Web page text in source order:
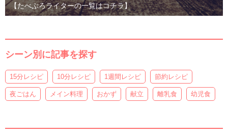
【たべぷろライターの一覧はコチラ】
シーン別に記事を探す
15分レシピ 10分レシピ 1週間レシピ 節約レシピ
夜ごはん メイン料理 おかず 献立 離乳食 幼児食